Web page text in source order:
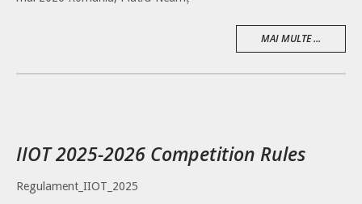
MAI MULTE ...
IIOT 2025-2026 Competition Rules
Regulament_IIOT_2025